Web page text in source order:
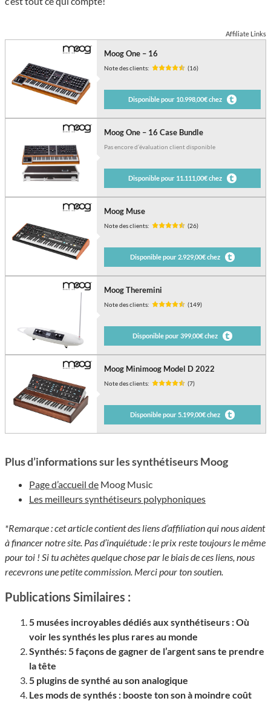
Affiliate Links
Moog One – 16
Note des clients: (16)
Disponible pour 10.998,00€ chez
Moog One – 16 Case Bundle
Pas encore d’évaluation client disponible
Disponible pour 11.111,00€ chez
Moog Muse
Note des clients: (26)
Disponible pour 2.929,00€ chez
Moog Theremini
Note des clients: (149)
Disponible pour 399,00€ chez
Moog Minimoog Model D 2022
Note des clients: (7)
Disponible pour 5.199,00€ chez
Plus d’informations sur les synthétiseurs Moog
Page d’accueil de Moog Music
Les meilleurs synthétiseurs polyphoniques
*Remarque : cet article contient des liens d’affiliation qui nous aident
à financer notre site. Pas d’inquiétude : le prix reste toujours le même
pour toi ! Si tu achètes quelque chose par le biais de ces liens, nous
recevrons une petite commission. Merci pour ton soutien.
Publications Similaires :
5 musées incroyables dédiés aux synthétiseurs : Où
voir les synthés les plus rares au monde
Synthés: 5 façons de gagner de l’argent sans te prendre
la tête
5 plugins de synthé au son analogique
Les mods de synthés : booste ton son à moindre coût